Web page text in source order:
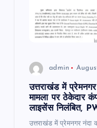
admin
उत्तराखंड में
मामला पर ठेकेदार
लाइसेंस निलंबित,
उत्तराखंड में प्रेमनगर नंदा